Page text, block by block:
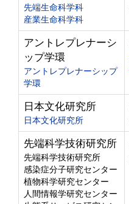
先端生命科学科
産業生命科学科
アントレプレナーシ
ップ学環
アントレプレナーシップ
学環
日本文化研究所
日本文化研究所
先端科学技術研究所
先端科学技術研究所
感染症分子研究センター
植物科学研究センター
人間情報学研究センター